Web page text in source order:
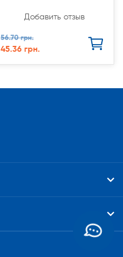
Добавить отзыв
56.70 грн.
45.36 грн.